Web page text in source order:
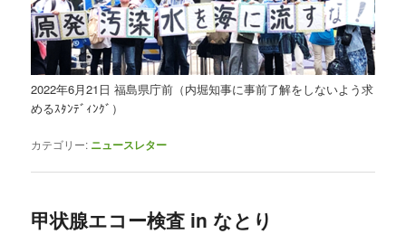
2022年6月21日 福島県庁前（内堀知事に事前了解をしないよう求
めるｽﾀﾝﾃﾞｨﾝｸﾞ）
カテゴリー: ニュースレター
甲状腺エコー検査 in なとり